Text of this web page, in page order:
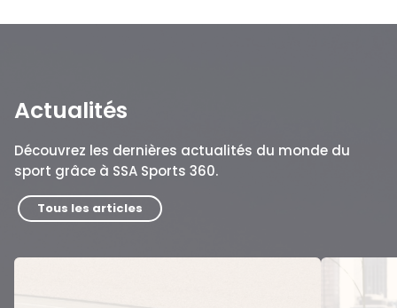
Actualités
Découvrez les dernières actualités du monde du
sport grâce à SSA Sports 360.
Tous les articles